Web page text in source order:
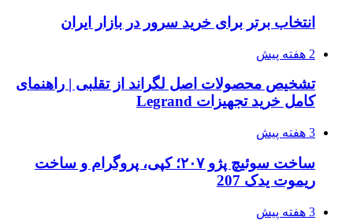
انتخاب برتر برای خرید سرور در بازار ایران
2 هفته پیش
تشخیص محصولات اصل لگراند از تقلبی | راهنمای
کامل خرید تجهیزات Legrand
3 هفته پیش
ساخت سوئیچ پژو ۲۰۷؛ کپی، پروگرام و ساخت
ریموت یدک 207
3 هفته پیش